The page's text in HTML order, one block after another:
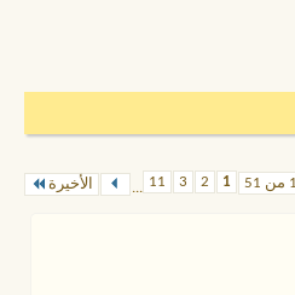
1
2
3
11
... الأخيرة